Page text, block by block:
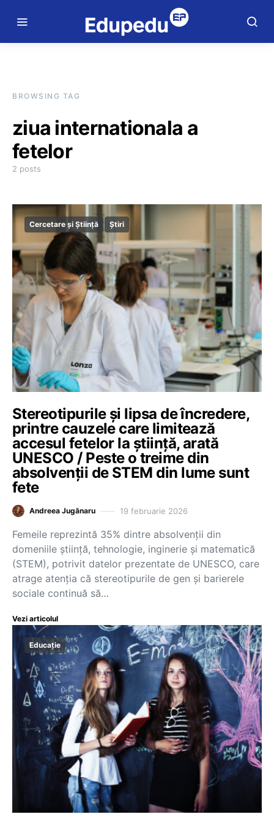
BROWSING TAG
ziua internationala a
fetelor
2 posts
Cercetare și Știință Știri
Stereotipurile și lipsa de încredere,
printre cauzele care limitează
accesul fetelor la știință, arată
UNESCO / Peste o treime din
absolvenții de STEM din lume sunt
fete
Andreea Jugănaru 19 februarie 2026
Femeile reprezintă 35% dintre absolvenții din
domeniile știință, tehnologie, inginerie și matematică
(STEM), potrivit datelor prezentate de UNESCO, care
atrage atenția că stereotipurile de gen și barierele
sociale continuă să…
Vezi articolul
Educație